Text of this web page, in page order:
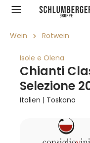
springen
Wein Rotwein
Isole e Olena
Chianti
Selezione
Italien | Toskana
Bildergalerie